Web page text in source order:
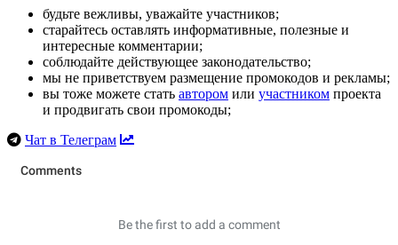
будьте вежливы, уважайте участников;
старайтесь оставлять информативные, полезные и
интересные комментарии;
соблюдайте действующее законодательство;
мы не приветствуем размещение промокодов и рекламы;
вы тоже можете стать автором или участником проекта
и продвигать свои промокоды;
Чат в Телеграм